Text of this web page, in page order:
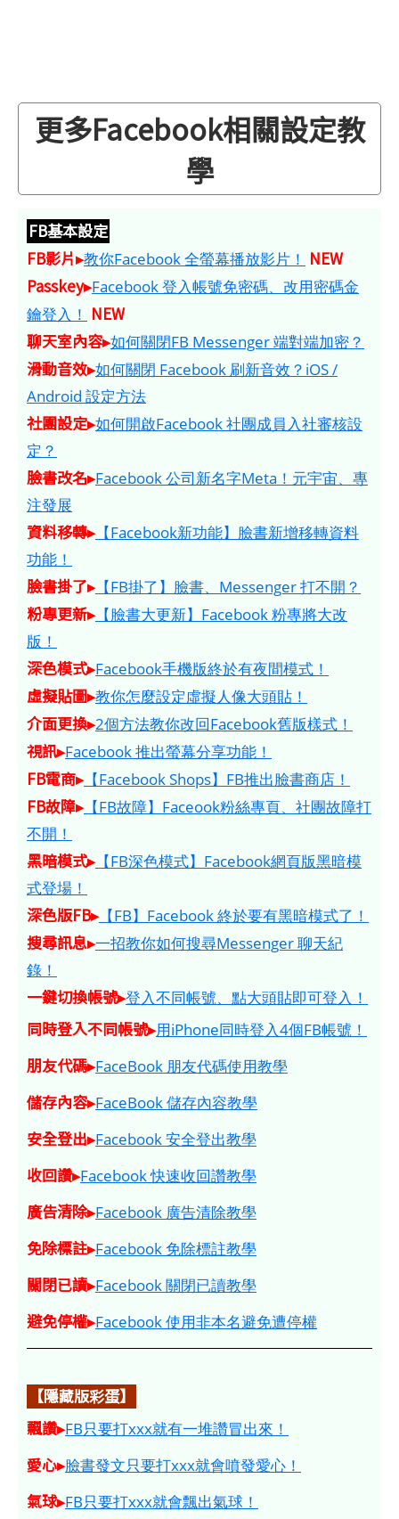
更多Facebook相關設定教
學
FB基本設定
FB影片▸教你Facebook 全螢幕播放影片！ NEW
Passkey▸Facebook 登入帳號免密碼、改用密碼金
鑰登入！ NEW
聊天室內容▸如何關閉FB Messenger 端對端加密？
滑動音效▸如何關閉 Facebook 刷新音效？iOS /
Android 設定方法
社團設定▸如何開啟Facebook 社團成員入社審核設
定？
臉書改名▸Facebook 公司新名字Meta！元宇宙、專
注發展
資料移轉▸【Facebook新功能】臉書新增移轉資料
功能！
臉書掛了▸【FB掛了】臉書、Messenger 打不開？
粉專更新▸【臉書大更新】Facebook 粉專將大改
版！
深色模式▸Facebook手機版終於有夜間模式！
虛擬貼圖▸教你怎麼設定虛擬人像大頭貼！
介面更換▸2個方法教你改回Facebook舊版樣式！
視訊▸Facebook 推出螢幕分享功能！
FB電商▸【Facebook Shops】FB推出臉書商店！
FB故障▸【FB故障】Faceook粉絲專頁、社團故障打
不開！
黑暗模式▸【FB深色模式】Facebook網頁版黑暗模
式登場！
深色版FB▸【FB】Facebook 終於要有黑暗模式了！
搜尋訊息▸一招教你如何搜尋Messenger 聊天紀
錄！
一鍵切換帳號▸登入不同帳號、點大頭貼即可登入！
同時登入不同帳號▸用iPhone同時登入4個FB帳號！
朋友代碼▸FaceBook 朋友代碼使用教學
儲存內容▸FaceBook 儲存內容教學
安全登出▸Facebook 安全登出教學
收回讚▸Facebook 快速收回讚教學
廣告清除▸Facebook 廣告清除教學
免除標註▸Facebook 免除標註教學
關閉已讀▸Facebook 關閉已讀教學
避免停權▸Facebook 使用非本名避免遭停權
【隱藏版彩蛋】
飄讚▸FB只要打xxx就有一堆讚冒出來！
愛心▸臉書發文只要打xxx就會噴發愛心！
氣球▸FB只要打xxx就會飄出氣球！